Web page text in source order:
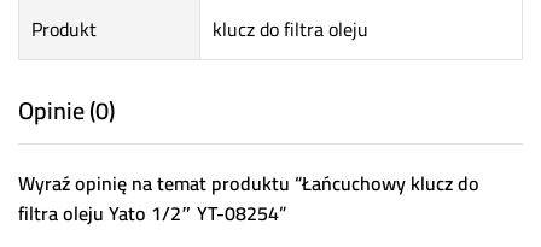
Produkt
klucz do filtra oleju
Opinie (0)
Wyraź opinię na temat produktu “Łańcuchowy klucz do
filtra oleju Yato 1/2″ YT-08254”